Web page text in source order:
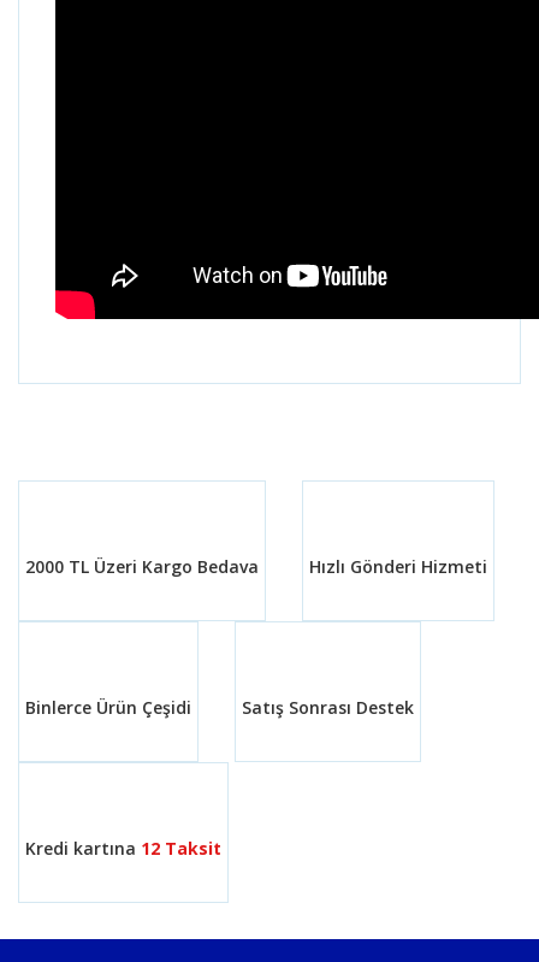
Yorum Yaz
Ürün bilgilerinde hatalar bulunuyor.
2000 TL Üzeri Kargo Bedava Hızlı Gönderi Hizmeti
Binlerce Ürün Çeşidi Satış Sonrası Destek
Kredi kartına 12 Taksit